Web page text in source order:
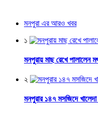
মনপুরা এর আরও খবর
১
মনপুরায় মাছ রেখে পালালেন
২
মনপুরার ১৪৭ মসজিদে